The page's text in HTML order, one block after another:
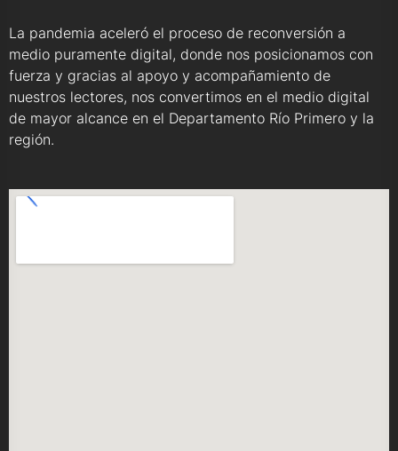
La pandemia aceleró el proceso de reconversión a
medio puramente digital, donde nos posicionamos con
fuerza y gracias al apoyo y acompañamiento de
nuestros lectores, nos convertimos en el medio digital
de mayor alcance en el Departamento Río Primero y la
región.